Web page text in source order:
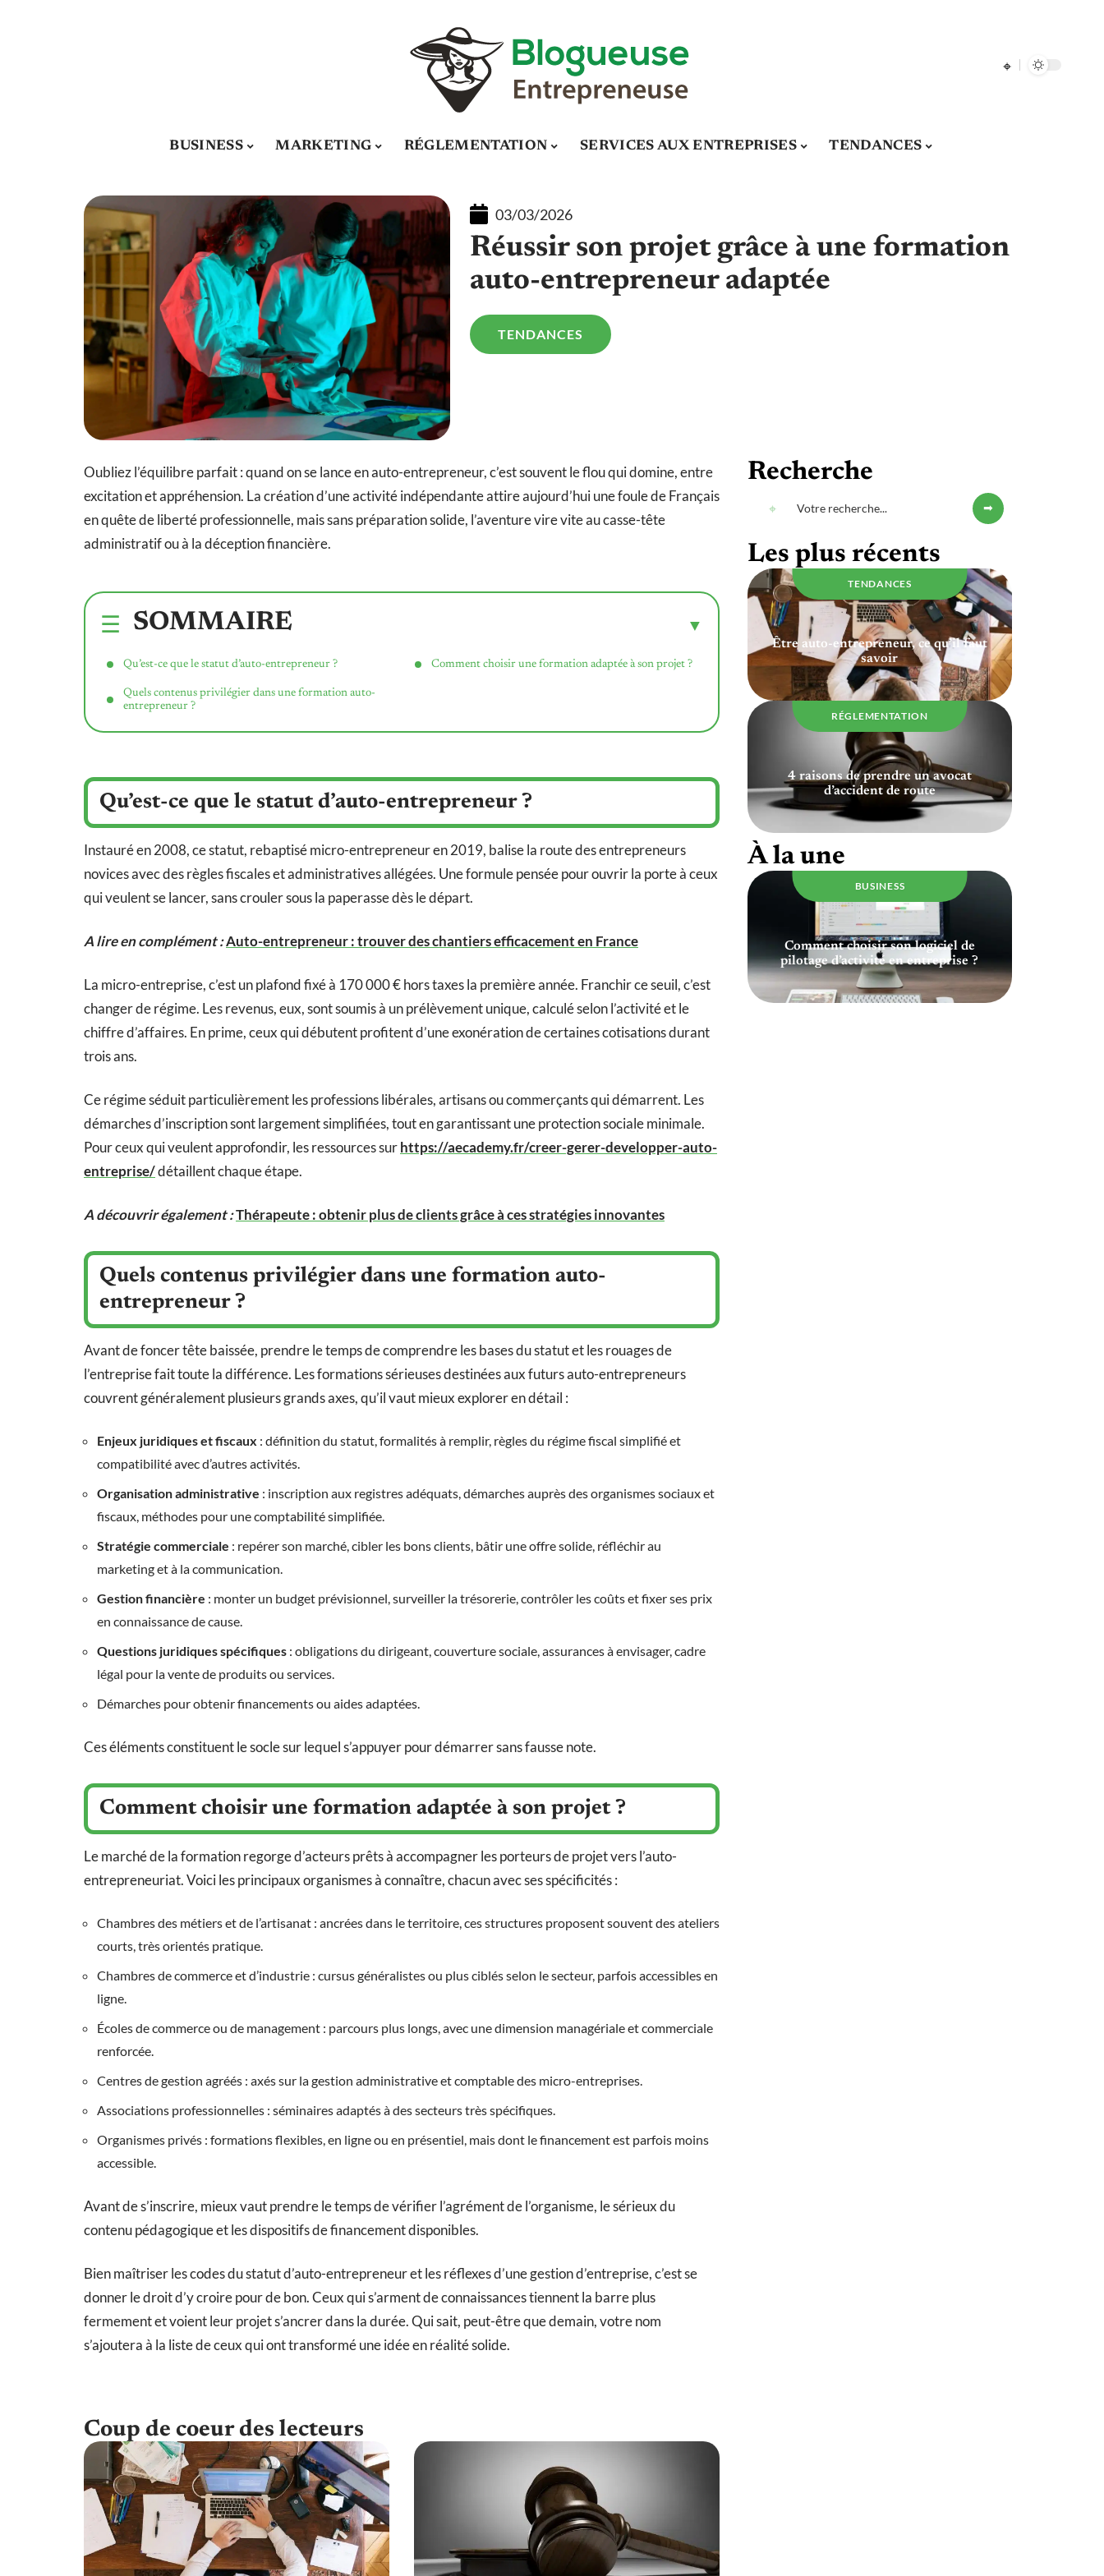
BUSINESS MARKETING RÉGLEMENTATION SERVICES AUX ENTREPRISES TENDANCES
03/03/2026
Réussir son projet grâce à une formation
auto-entrepreneur adaptée
TENDANCES
Oubliez l’équilibre parfait : quand on se lance en auto-entrepreneur, c’est souvent le flou qui domine, entre
excitation et appréhension. La création d’une activité indépendante attire aujourd’hui une foule de Français
en quête de liberté professionnelle, mais sans préparation solide, l’aventure vire vite au casse-tête
administratif ou à la déception financière.
SOMMAIRE
Qu’est-ce que le statut d’auto-entrepreneur ?
Quels contenus privilégier dans une formation auto-
entrepreneur ?
Comment choisir une formation adaptée à son projet ?
Qu’est-ce que le statut d’auto-entrepreneur ?
Instauré en 2008, ce statut, rebaptisé micro-entrepreneur en 2019, balise la route des entrepreneurs
novices avec des règles fiscales et administratives allégées. Une formule pensée pour ouvrir la porte à ceux
qui veulent se lancer, sans crouler sous la paperasse dès le départ.
A lire en complément :Auto-entrepreneur : trouver des chantiers efficacement en France
La micro-entreprise, c’est un plafond fixé à 170 000 € hors taxes la première année. Franchir ce seuil, c’est
changer de régime. Les revenus, eux, sont soumis à un prélèvement unique, calculé selon l’activité et le
chiffre d’affaires. En prime, ceux qui débutent profitent d’une exonération de certaines cotisations durant
trois ans.
Ce régime séduit particulièrement les professions libérales, artisans ou commerçants qui démarrent. Les
démarches d’inscription sont largement simplifiées, tout en garantissant une protection sociale minimale.
Pour ceux qui veulent approfondir, les ressources surhttps://aecademy.fr/creer-gerer-developper-auto-
entreprise/détaillent chaque étape.
A découvrir également :Thérapeute : obtenir plus de clients grâce à ces stratégies innovantes
Quels contenus privilégier dans une formation auto-
entrepreneur ?
Avant de foncer tête baissée, prendre le temps de comprendre les bases du statut et les rouages de
l’entreprise fait toute la différence. Les formations sérieuses destinées aux futurs auto-entrepreneurs
couvrent généralement plusieurs grands axes, qu’il vaut mieux explorer en détail :
Enjeux juridiques et fiscaux : définition du statut, formalités à remplir, règles du régime fiscal simplifié et
compatibilité avec d’autres activités.
Organisation administrative : inscription aux registres adéquats, démarches auprès des organismes sociaux et
fiscaux, méthodes pour une comptabilité simplifiée.
Stratégie commerciale : repérer son marché, cibler les bons clients, bâtir une offre solide, réfléchir au
marketing et à la communication.
Gestion financière : monter un budget prévisionnel, surveiller la trésorerie, contrôler les coûts et fixer ses prix
en connaissance de cause.
Questions juridiques spécifiques : obligations du dirigeant, couverture sociale, assurances à envisager, cadre
légal pour la vente de produits ou services.
Démarches pour obtenir financements ou aides adaptées.
Ces éléments constituent le socle sur lequel s’appuyer pour démarrer sans fausse note.
Comment choisir une formation adaptée à son projet ?
Le marché de la formation regorge d’acteurs prêts à accompagner les porteurs de projet vers l’auto-
entrepreneuriat. Voici les principaux organismes à connaître, chacun avec ses spécificités :
Chambres des métiers et de l’artisanat : ancrées dans le territoire, ces structures proposent souvent des ateliers
courts, très orientés pratique.
Chambres de commerce et d’industrie : cursus généralistes ou plus ciblés selon le secteur, parfois accessibles en
ligne.
Écoles de commerce ou de management : parcours plus longs, avec une dimension managériale et commerciale
renforcée.
Centres de gestion agréés : axés sur la gestion administrative et comptable des micro-entreprises.
Associations professionnelles : séminaires adaptés à des secteurs très spécifiques.
Organismes privés : formations flexibles, en ligne ou en présentiel, mais dont le financement est parfois moins
accessible.
Avant de s’inscrire, mieux vaut prendre le temps de vérifier l’agrément de l’organisme, le sérieux du
contenu pédagogique et les dispositifs de financement disponibles.
Bien maîtriser les codes du statut d’auto-entrepreneur et les réflexes d’une gestion d’entreprise, c’est se
donner le droit d’y croire pour de bon. Ceux qui s’arment de connaissances tiennent la barre plus
fermement et voient leur projet s’ancrer dans la durée. Qui sait, peut-être que demain, votre nom
s’ajoutera à la liste de ceux qui ont transformé une idée en réalité solide.
Coup de coeur des lecteurs
Recherche
Les plus récents
TENDANCES
Être auto-entrepreneur, ce qu’il faut
savoir
RÉGLEMENTATION
4 raisons de prendre un avocat
d’accident de route
À la une
BUSINESS
Comment choisir son logiciel de
pilotage d’activité en entreprise ?